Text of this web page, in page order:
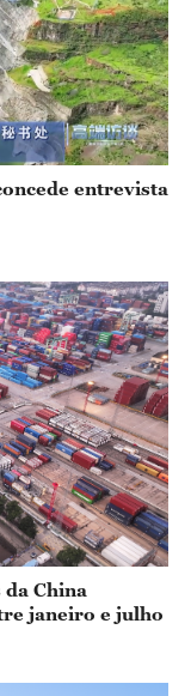
entrevista
China
janeiro e julho